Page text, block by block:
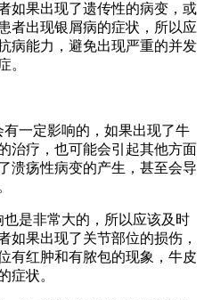
如果出现了遗传性的病变，或
者出现银屑病的症状，所以应
病能力，避免出现严重的并发
。
一定影响的，如果出现了牛
治疗，也可能会引起其他方面
溃疡性病变的产生，甚至会导
是非常大的，所以应该及时
如果出现了关节部位的损伤，
有红肿和有脓包的现象，牛皮
症状。